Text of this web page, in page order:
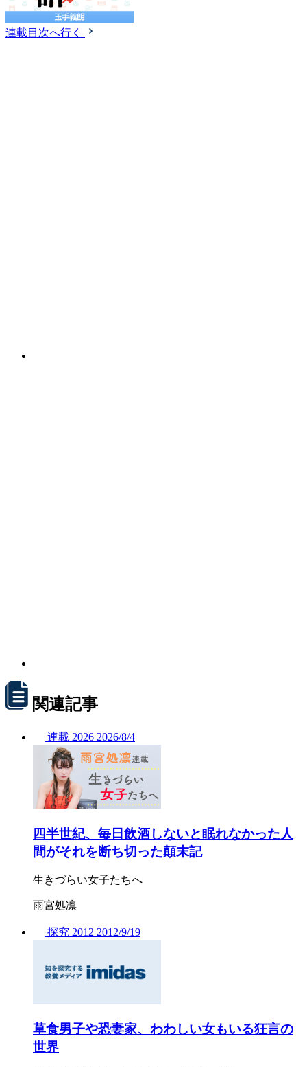
連載目次へ行く
関連記事
連載 2026 2026/8/4
四半世紀、毎日飲酒しないと眠れなかった人
間がそれを断ち切った顛末記
生きづらい女子たちへ
雨宮処凛
探究 2012 2012/9/19
草食男子や恐妻家、わわしい女もいる狂言の
世界